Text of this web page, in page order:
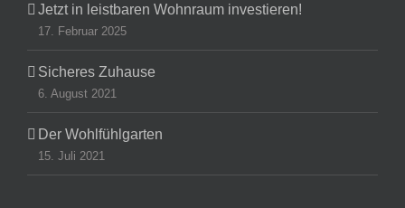
Jetzt in leistbaren Wohnraum investieren!
17. Februar 2025
Sicheres Zuhause
6. August 2021
Der Wohlfühlgarten
15. Juli 2021